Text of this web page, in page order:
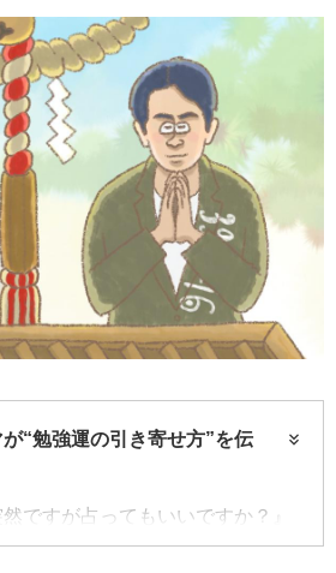
が“勉強運の引き寄せ方”を伝
ですが占ってもいいですか？』